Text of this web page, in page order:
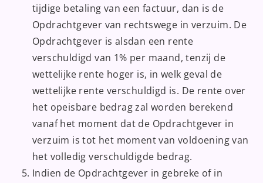
tijdige betaling van een factuur, dan is de
Opdrachtgever van rechtswege in verzuim. De
Opdrachtgever is alsdan een rente
verschuldigd van 1% per maand, tenzij de
wettelijke rente hoger is, in welk geval de
wettelijke rente verschuldigd is. De rente over
het opeisbare bedrag zal worden berekend
vanaf het moment dat de Opdrachtgever in
verzuim is tot het moment van voldoening van
het volledig verschuldigde bedrag.
Indien de Opdrachtgever in gebreke of in